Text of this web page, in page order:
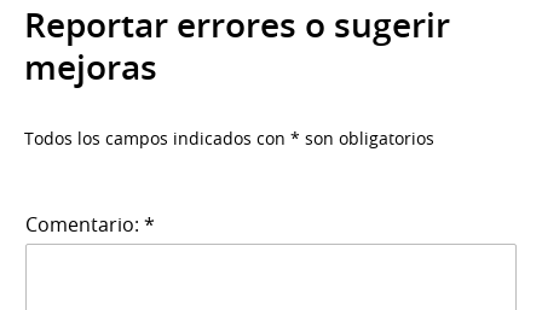
Reportar errores o sugerir
mejoras
Todos los campos indicados con * son obligatorios
Comentario: *